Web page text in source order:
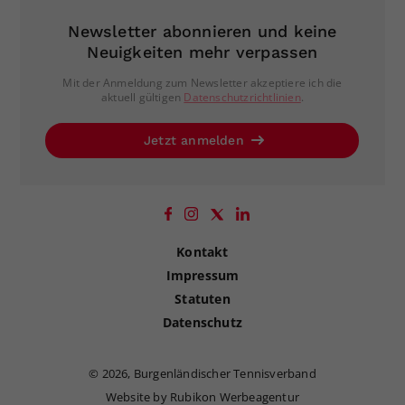
Newsletter abonnieren und keine
Neuigkeiten mehr verpassen
Mit der Anmeldung zum Newsletter akzeptiere ich die
aktuell gültigen Datenschutzrichtlinien.
Jetzt anmelden
Kontakt
Impressum
Statuten
Datenschutz
© 2026, Burgenländischer Tennisverband
Website by Rubikon Werbeagentur
Zweck
Dieser Wert speichert Ihre Consent-
Einstellungen. Unter anderem eine
zufällig generierte ID, für die
historische Speicherung Ihrer
vorgenommen Einstellungen, falls der
Webseiten-Betreiber dies eingestellt
hat.